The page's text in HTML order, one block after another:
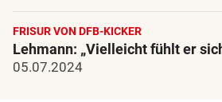
FRISUR VON DFB-KICKER
Lehmann: „Vielleicht fühlt er
05.07.2024